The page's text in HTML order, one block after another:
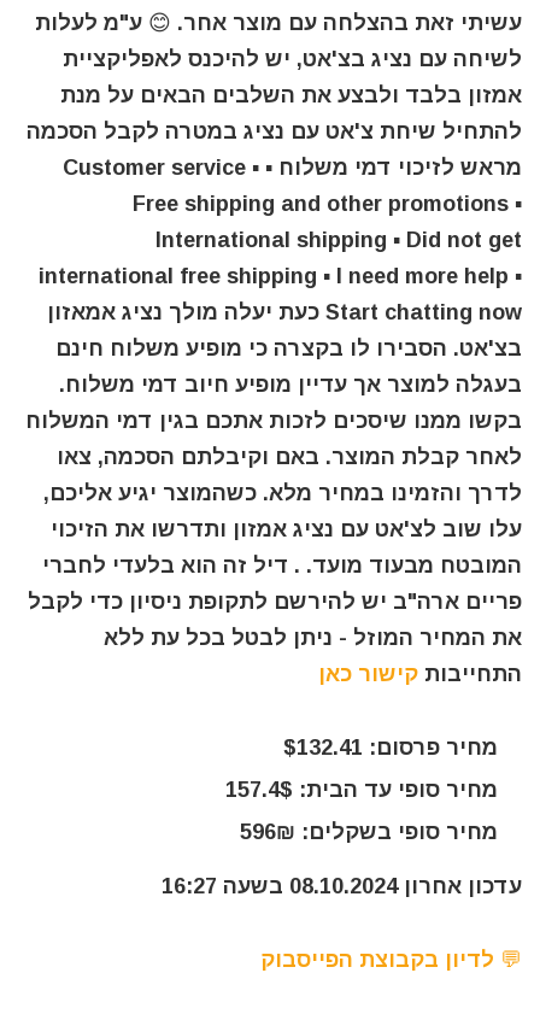
עשיתי זאת בהצלחה עם מוצר אחר. 😊 ע"מ לעלות
לשיחה עם נציג בצ'אט, יש להיכנס לאפליקציית
אמזון בלבד ולבצע את השלבים הבאים על מנת
להתחיל שיחת צ'אט עם נציג במטרה לקבל הסכמה
מראש לזיכוי דמי משלוח ▪︎ Customer service ▪︎
Free shipping and other promotions ▪︎
International shipping ▪︎ Did not get
international free shipping ▪︎ I need more help ▪︎
Start chatting now כעת יעלה מולך נציג אמאזון
בצ'אט. הסבירו לו בקצרה כי מופיע משלוח חינם
בעגלה למוצר אך עדיין מופיע חיוב דמי משלוח.
בקשו ממנו שיסכים לזכות אתכם בגין דמי המשלוח
לאחר קבלת המוצר. באם וקיבלתם הסכמה, צאו
לדרך והזמינו במחיר מלא. כשהמוצר יגיע אליכם,
עלו שוב לצ'אט עם נציג אמזון ותדרשו את הזיכוי
המובטח מבעוד מועד. . דיל זה הוא בלעדי לחברי
פריים ארה"ב יש להירשם לתקופת ניסיון כדי לקבל
את המחיר המוזל - ניתן לבטל בכל עת ללא
התחייבות קישור כאן
מחיר פרסום: $132.41
מחיר סופי עד הבית: 157.4$
מחיר סופי בשקלים: 596₪
עדכון אחרון 08.10.2024 בשעה 16:27
💬 לדיון בקבוצת הפייסבוק